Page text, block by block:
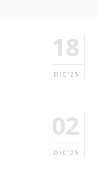
18
DIC'25
02
DIC'25